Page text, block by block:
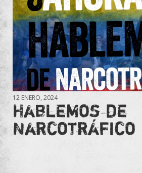
12 ENERO, 2024
Hablemos de
Narcotráfico